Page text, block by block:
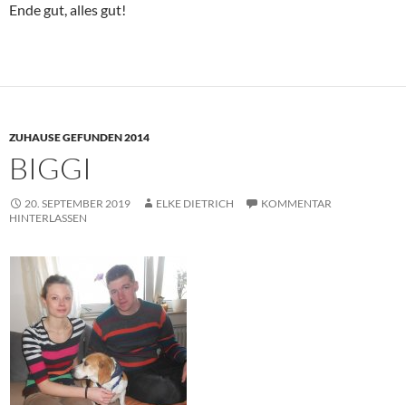
Ende gut, alles gut!
ZUHAUSE GEFUNDEN 2014
BIGGI
20. SEPTEMBER 2019 ELKE DIETRICH
KOMMENTAR
HINTERLASSEN